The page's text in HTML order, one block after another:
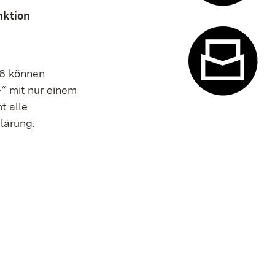
können
mit nur einem
alle